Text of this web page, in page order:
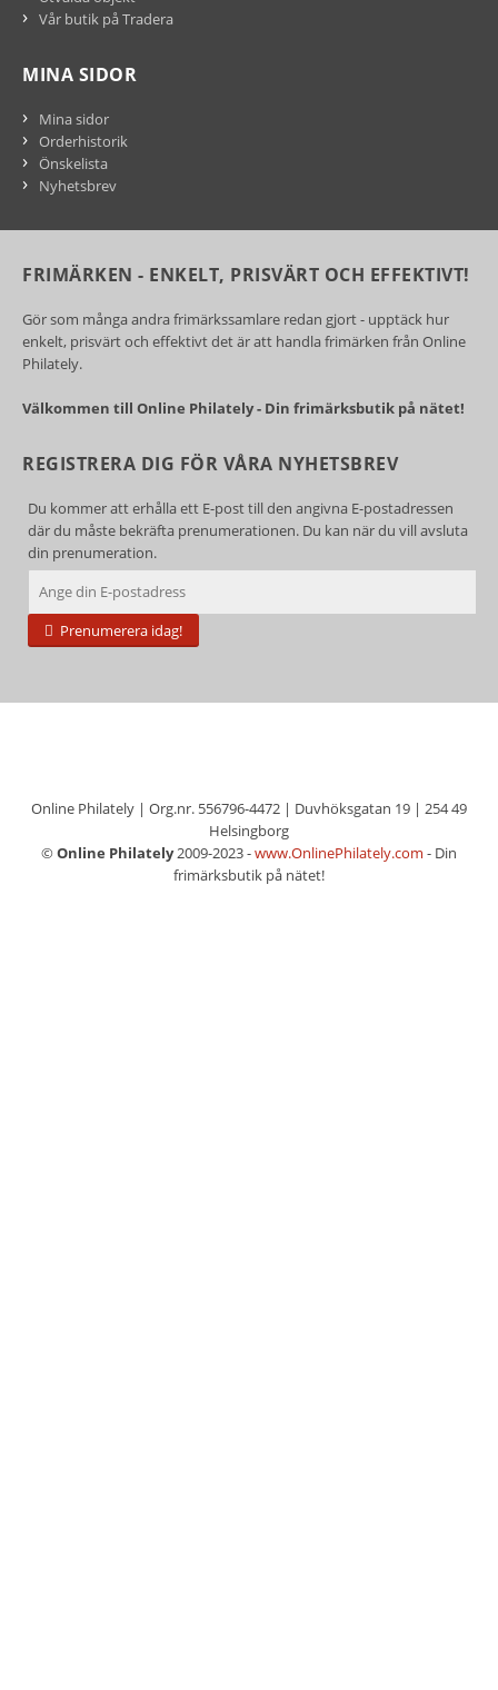
Vår butik på Tradera
MINA SIDOR
Mina sidor
Orderhistorik
Önskelista
Nyhetsbrev
FRIMÄRKEN - ENKELT, PRISVÄRT OCH EFFEKTIVT!
Gör som många andra frimärkssamlare redan gjort - upptäck hur
enkelt, prisvärt och effektivt det är att handla frimärken från Online
Philately.
Välkommen till Online Philately - Din frimärksbutik på nätet!
REGISTRERA DIG FÖR VÅRA NYHETSBREV
Du kommer att erhålla ett E-post till den angivna E-postadressen
där du måste bekräfta prenumerationen. Du kan när du vill avsluta
din prenumeration.
Prenumerera idag!
Online Philately | Org.nr. 556796-4472 | Duvhöksgatan 19 | 254 49
Helsingborg
©Online Philately2009-2023 -www.OnlinePhilately.com - Din
frimärksbutik på nätet!